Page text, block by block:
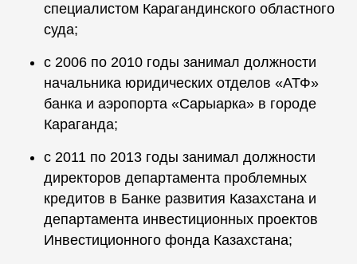
специалистом Карагандинского областного
суда;
с 2006 по 2010 годы занимал должности
начальника юридических отделов «АТФ»
банка и аэропорта «Сарыарка» в городе
Караганда;
с 2011 по 2013 годы занимал должности
директоров департамента проблемных
кредитов в Банке развития Казахстана и
департамента инвестиционных проектов
Инвестиционного фонда Казахстана;